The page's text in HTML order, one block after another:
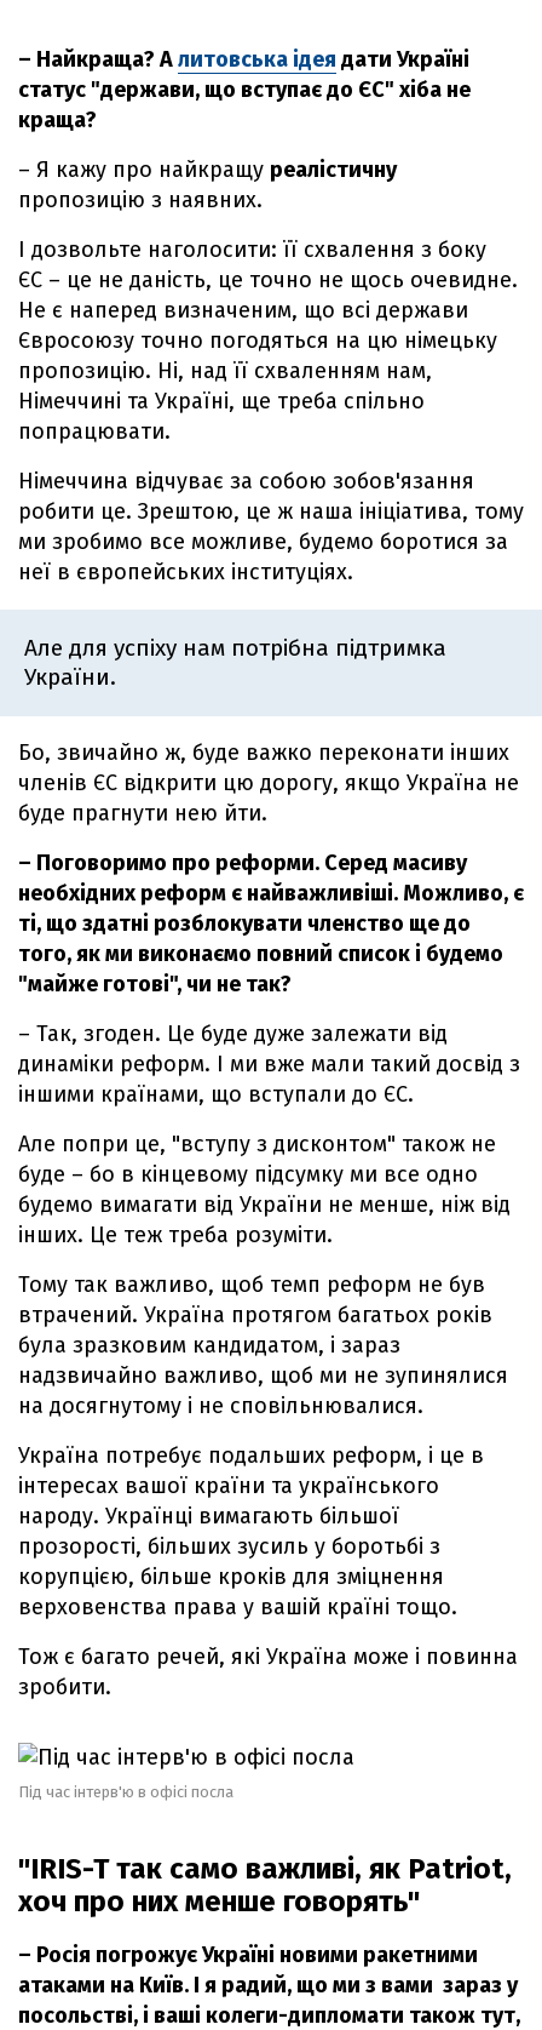
– Найкраща? Алитовська ідея дати Україні
статус "держави, що вступає до ЄС" хіба не
краща?
– Я кажу про найкращу реалістичну
пропозицію з наявних.
І дозвольте наголосити: її схвалення з боку
ЄС – це не даність, це точно не щось очевидне.
Не є наперед визначеним, що всі держави
Євросоюзу точно погодяться на цю німецьку
пропозицію. Ні, над її схваленням нам,
Німеччині та Україні, ще треба спільно
попрацювати.
Німеччина відчуває за собою зобов'язання
робити це. Зрештою, це ж наша ініціатива, тому
ми зробимо все можливе, будемо боротися за
неї в європейських інституціях.
Але для успіху нам потрібна підтримка
України.
Бо, звичайно ж, буде важко переконати інших
членів ЄС відкрити цю дорогу, якщо Україна не
буде прагнути нею йти.
– Поговоримо про реформи. Серед масиву
необхідних реформ є найважливіші. Можливо, є
ті, що здатні розблокувати членство ще до
того, як ми виконаємо повний список і будемо
"майже готові", чи не так?
– Так, згоден. Це буде дуже залежати від
динаміки реформ. І ми вже мали такий досвід з
іншими країнами, що вступали до ЄС.
Але попри це, "вступу з дисконтом" також не
буде – бо в кінцевому підсумку ми все одно
будемо вимагати від України не менше, ніж від
інших. Це теж треба розуміти.
Тому так важливо, щоб темп реформ не був
втрачений. Україна протягом багатьох років
була зразковим кандидатом, і зараз
надзвичайно важливо, щоб ми не зупинялися
на досягнутому і не сповільнювалися.
Україна потребує подальших реформ, і це в
інтересах вашої країни та українського
народу. Українці вимагають більшої
прозорості, більших зусиль у боротьбі з
корупцією, більше кроків для зміцнення
верховенства права у вашій країні тощо.
Тож є багато речей, які Україна може і повинна
зробити.
Під час інтерв'ю в офісі посла
"IRIS-T так само важливі, як Patriot,
хоч про них менше говорять"
– Росія погрожує Україні новими ракетними
атаками на Київ. І я радий, що ми з вами зараз у
посольстві, і ваші колеги-дипломати також тут,